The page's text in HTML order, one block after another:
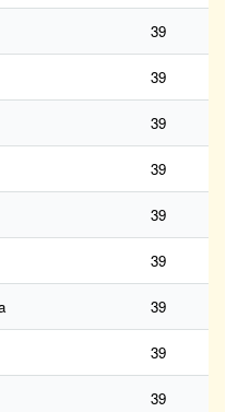
39
39
39
39
39
39
39
39
39